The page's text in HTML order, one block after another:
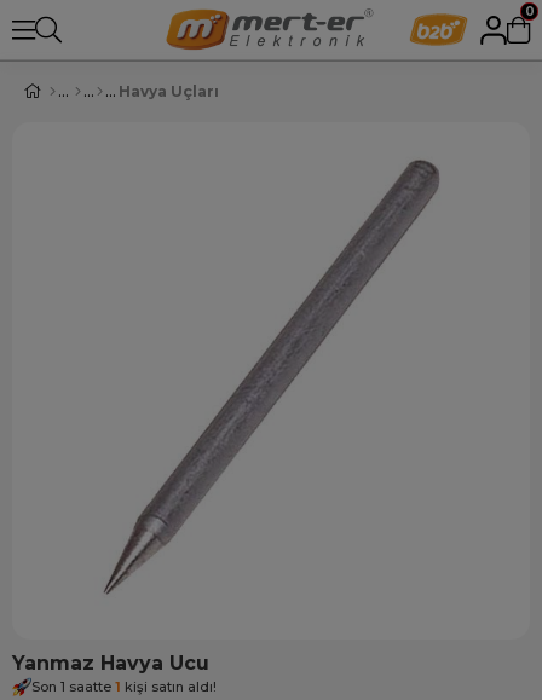
0
Havya Uçları
Yanmaz Havya Ucu
Son 1 saatte 1 kişi satın aldı!